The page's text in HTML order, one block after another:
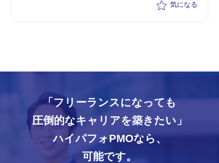
気になる
「フリーランスになっても
圧倒的なキャリアを築きたい」
ハイパフォPMOなら、
可能です。